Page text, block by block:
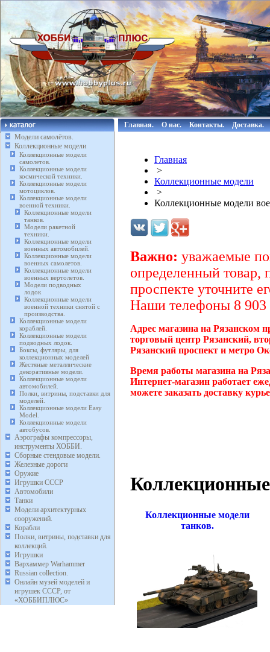
Модели самолётов.
Коллекционные модели
Коллекционные модели
самолетов.
Коллекционные модели
космической техники.
Коллекционные модели
мотоциклов.
Коллекционные модели
военной техники.
Коллекционные модели
танков.
Модели ракетной
техники.
Коллекционные модели
военных автомобилей.
Коллекционные модели
военных самолетов.
Коллекционные модели
военных вертолетов.
Модели подводных
лодок
Коллекционные модели
военной техники снятой с
производства.
Коллекционные модели
кораблей.
Коллекционные модели
подводных лодок.
Боксы, футляры, для
коллекционных моделей
Жестяные металлические
декоративные модели.
Коллекционные модели
автомобилей.
Полки, витрины, подставки для
моделей.
Коллекционные модели Easy
Model.
Коллекционные модели
автобусов.
Аэрографы компрессоры,
инструменты ХОББИ.
Сборные стендовые модели.
Железные дороги
Оружие
Игрушки СССР
Автомобили
Танки
Модели архитектурных
сооружений.
Корабли
Полки, витрины, подставки для
коллекций.
Игрушки
Вархаммер Warhammer
Russian collection.
Онлайн музей моделей и
игрушек СССР, от
«ХОББИПЛЮС»
Главная. О нас. Контакты. Доставка.
Главная
>
Коллекционные модели
>
Коллекционные модели
Важно: уважаемые
определенный товар,
проспекте уточните
Наши телефоны 8 903
Адрес магазина на Рязанском
торговый центр Рязанский,
Рязанский проспект и метро
Время работы магазина на
Интернет-магазин работает
можете заказать доставку
Коллекционные модели
танков.